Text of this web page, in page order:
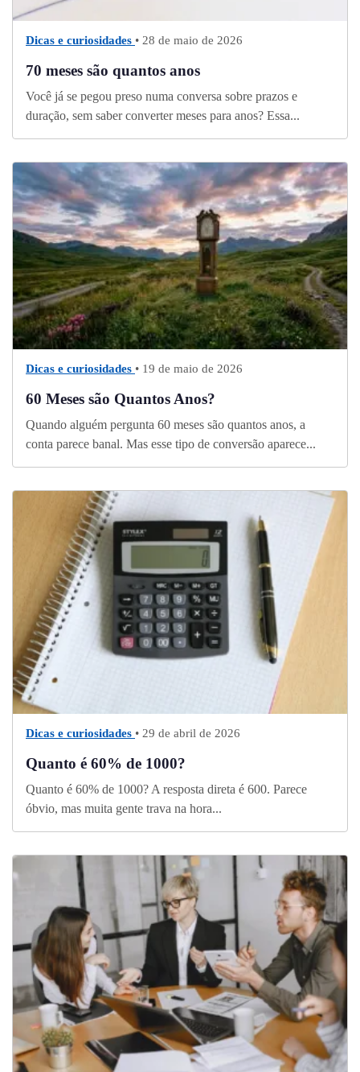
Dicas e curiosidades • 28 de maio de 2026
70 meses são quantos anos
Você já se pegou preso numa conversa sobre prazos e
duração, sem saber converter meses para anos? Essa...
Dicas e curiosidades • 19 de maio de 2026
60 Meses são Quantos Anos?
Quando alguém pergunta 60 meses são quantos anos, a
conta parece banal. Mas esse tipo de conversão aparece...
Dicas e curiosidades • 29 de abril de 2026
Quanto é 60% de 1000?
Quanto é 60% de 1000? A resposta direta é 600. Parece
óbvio, mas muita gente trava na hora...